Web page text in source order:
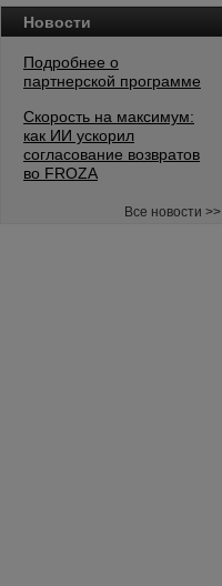
Новости
Подробнее о
партнерской программе
Скорость на максимум:
как ИИ ускорил
согласование возвратов
во FROZA
Все новости >>